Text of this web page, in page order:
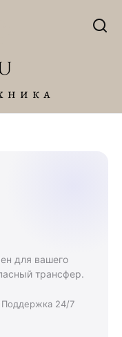
для вашего
трансфер.
Поддержка 24/7